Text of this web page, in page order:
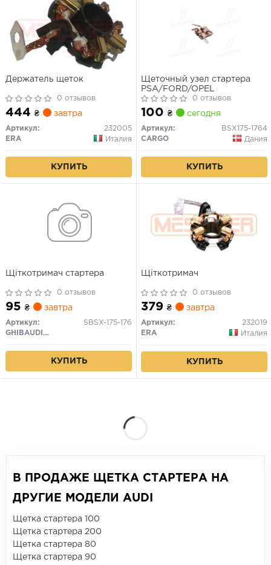
Держатель щеток
0 отзывов
444 ₴ завтра
Артикул:
232005
ERA
Италия
КУПИТЬ
Щеточный узел стартера
PSA/FORD/OPEL
0 отзывов
100 ₴ сегодня
Артикул:
BSX175-1764
CARGO
Дания
КУПИТЬ
Щіткотримач стартера
0 отзывов
95 ₴ завтра
Артикул:
SBSX-175-176
GHIBAUDI MARIO
КУПИТЬ
Щіткотримач
0 отзывов
379 ₴ завтра
Артикул:
232019
ERA
Италия
КУПИТЬ
В ПРОДАЖЕ ЩЕТКА СТАРТЕРА НА
ДРУГИЕ МОДЕЛИ AUDI
Щетка стартера 100
Щетка стартера 200
Щетка стартера 80
Щетка стартера 90